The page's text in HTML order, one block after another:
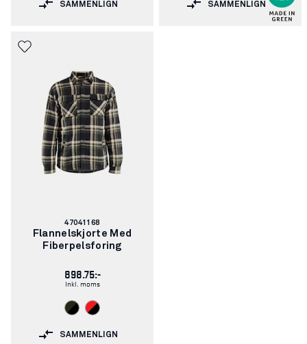
SAMMENLIGN SAMMENLIGN
Varenummer:
47041168
Flannelskjorte Med
Fiberpelsforing
898.75:-
Inkl. moms
SAMMENLIGN